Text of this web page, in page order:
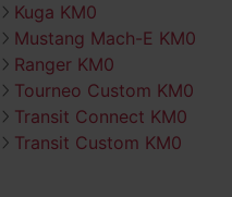
Kuga KM0
Mustang Mach-E KM0
Ranger KM0
Tourneo Custom KM0
Transit Connect KM0
Transit Custom KM0